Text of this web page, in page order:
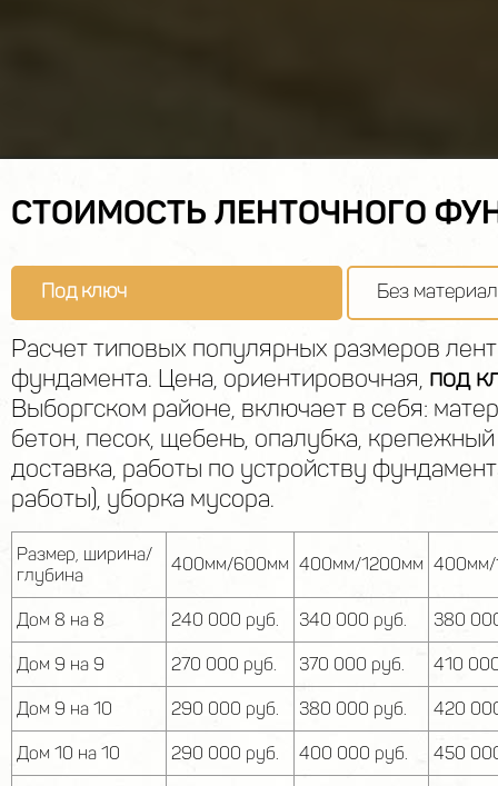
СТОИМОСТЬ ЛЕНТОЧНОГО
Под ключ Без
Расчет типовых популярных размеров
фундамента. Цена, ориентировочная, под
Выборгском районе, включает в себя:
бетон, песок, щебень, опалубка,
доставка, работы по устройству
работы), уборка мусора.
Размер, ширина/
глубина
400мм/600мм 400мм/1200мм
Дом 8 на 8 240 000 руб. 340 000 руб. 380
Дом 9 на 9 270 000 руб. 370 000 руб. 410
Дом 9 на 10 290 000 руб. 380 000 руб. 420
Дом 10 на 10 290 000 руб. 400 000 руб. 450